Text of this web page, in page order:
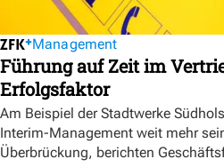
Management
Führung auf Zeit im
Erfolgsfaktor
Am Beispiel der Stadtwerke
Interim-Management weit mehr
Überbrückung, berichten